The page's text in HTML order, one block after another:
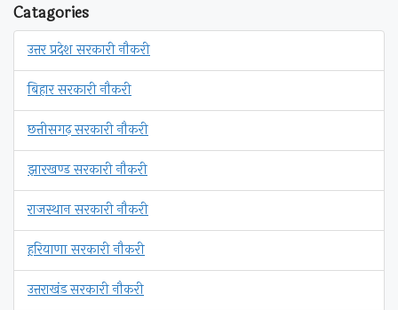
Catagories
उत्तर प्रदेश सरकारी नौकरी
बिहार सरकारी नौकरी
छत्तीसगढ़ सरकारी नौकरी
झारखण्ड सरकारी नौकरी
राजस्थान सरकारी नौकरी
हरियाणा सरकारी नौकरी
उत्तराखंड सरकारी नौकरी